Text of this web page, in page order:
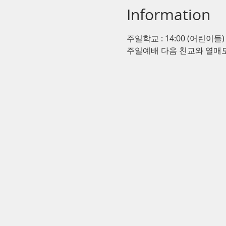
Information
주일학교 : 14:00 (어린이들)
주일예배 다음 친교와 열매